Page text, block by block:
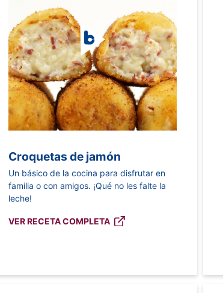
Croquetas de jamón
Un básico de la cocina para disfrutar en
familia o con amigos. ¡Qué no les falte la
leche!
VER RECETA COMPLETA